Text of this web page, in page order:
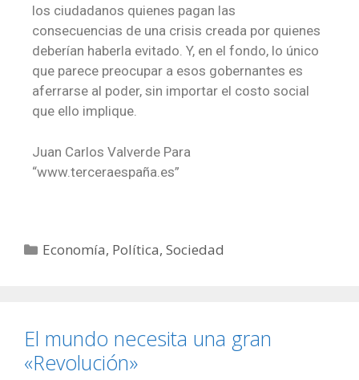
los ciudadanos quienes pagan las
consecuencias de una crisis creada por quienes
deberían haberla evitado. Y, en el fondo, lo único
que parece preocupar a esos gobernantes es
aferrarse al poder, sin importar el costo social
que ello implique.
Juan Carlos Valverde Para
“www.terceraespaña.es”
Economía, Política,Sociedad
El mundo necesita una gran
«Revolución»